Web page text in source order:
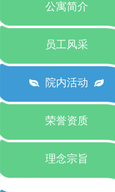
公寓简介
员工风采
院内活动
荣誉资质
理念宗旨